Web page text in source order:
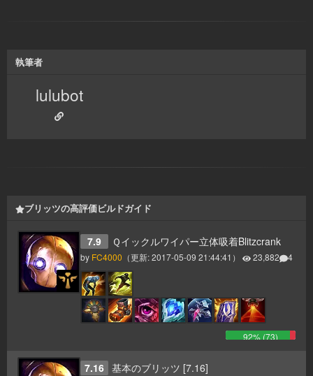
執筆者
lulubot
ブリッツの高評価ビルドガイド
7.9 Ｑイックルワイパー立体吸着Blitzcrank
by FC4000 （更新:2017-05-09 21:44:41 ） 23,882 4
92% (73)
7.16 基本のブリッツ [7.16]